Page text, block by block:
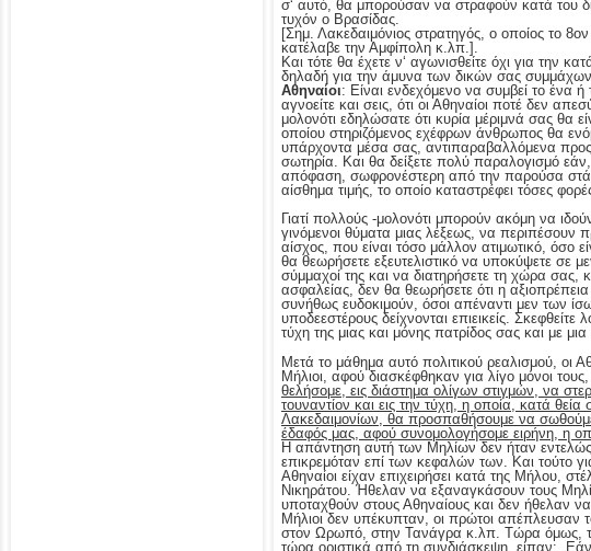
σ‘ αυτό, θα μπορούσαν να στραφούν κατά του
τυχόν ο Βρασίδας.
[Σημ. Λακεδαιμόνιος στρατηγός, ο οποίος το
κατέλαβε την Αμφίπολη κ.λπ.].
Και τότε θα έχετε ν‘ αγωνισθείτε όχι για την
δηλαδή για την άμυνα των δικών σας συμμάχων
Αθηναίοι: Είναι ενδεχόμενο να συμβεί το ένα
αγνοείτε και σεις, ότι οι Αθηναίοι ποτέ δεν
μολονότι εδηλώσατε ότι κυρία μέριμνά σας θα
οποίου στηριζόμενος εχέφρων άνθρωπος θα
υπάρχοντα μέσα σας, αντιπαραβαλλόμενα προς
σωτηρία. Και θα δείξετε πολύ παραλογισμό
απόφαση, σωφρονέστερη από την παρούσα
αίσθημα τιμής, το οποίο καταστρέφει τόσες
Γιατί πολλούς -μολονότι μπορούν ακόμη να
γινόμενοι θύματα μιας λέξεως, να
αίσχος, που είναι τόσο μάλλον ατιμωτικό, όσο
θα θεωρήσετε εξευτελιστικό να υποκύψετε σε
σύμμαχοί της και να διατηρήσετε τη χώρα σας,
ασφαλείας, δεν θα θεωρήσετε ότι η
συνήθως ευδοκιμούν, όσοι απέναντι μεν των
υποδεεστέρους δείχνονται επιεικείς.
τύχη της μιας και μόνης πατρίδος σας και με
Μετά το μάθημα αυτό πολιτικού ρεαλισμού,
Μήλιοι, αφού διασκέφθηκαν για λίγο μόνοι
θελήσομε, εις διάστημα ολίγων στιγμών, να
τουναντίον και εις την τύχη, η οποία, κατά
Λακεδαιμονίων, θα προσπαθήσουμε να
έδαφός μας, αφού συνομολογήσομε ειρήνη, η
Η απάντηση αυτή των Μηλίων δεν ήταν
επικρεμόταν επί των κεφαλών των. Και τούτο
Αθηναίοι είχαν επιχειρήσει κατά της Μήλου,
Νικηράτου. Ήθελαν να εξαναγκάσουν τους
υποταχθούν στους Αθηναίους και δεν ήθελαν
Μήλιοι δεν υπέκυπταν, οι πρώτοι απέπλευσαν
στον Ωρωπό, στην Τανάγρα κ.λπ. Τώρα όμως, το
τώρα οριστικά από τη συνδιάσκεψη, είπαν: